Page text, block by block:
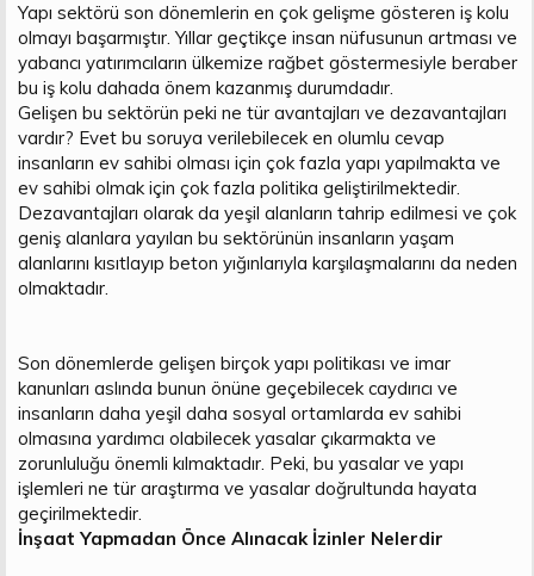
Yapı sektörü son dönemlerin en çok gelişme gösteren iş kolu
olmayı başarmıştır. Yıllar geçtikçe insan nüfusunun artması ve
yabancı yatırımcıların ülkemize rağbet göstermesiyle beraber
bu iş kolu dahada önem kazanmış durumdadır.
Gelişen bu sektörün peki ne tür avantajları ve dezavantajları
vardır? Evet bu soruya verilebilecek en olumlu cevap
insanların ev sahibi olması için çok fazla yapı yapılmakta ve
ev sahibi olmak için çok fazla politika geliştirilmektedir.
Dezavantajları olarak da yeşil alanların tahrip edilmesi ve çok
geniş alanlara yayılan bu sektörünün insanların yaşam
alanlarını kısıtlayıp beton yığınlarıyla karşılaşmalarını da neden
olmaktadır.
Son dönemlerde gelişen birçok yapı politikası ve imar
kanunları aslında bunun önüne geçebilecek caydırıcı ve
insanların daha yeşil daha sosyal ortamlarda ev sahibi
olmasına yardımcı olabilecek yasalar çıkarmakta ve
zorunluluğu önemli kılmaktadır. Peki, bu yasalar ve yapı
işlemleri ne tür araştırma ve yasalar doğrultunda hayata
geçirilmektedir.
İnşaat Yapmadan Önce Alınacak İzinler Nelerdir